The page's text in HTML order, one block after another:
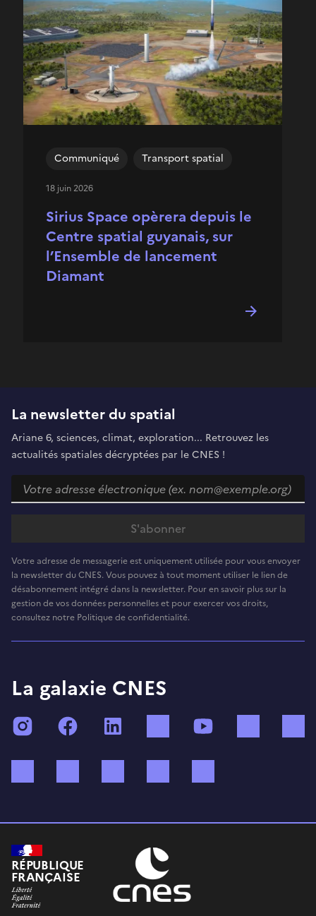
Sirius Space opèrera depuis le
Centre spatial guyanais, sur
l’Ensemble de lancement
Diamant
Communiqué Transport spatial
18 juin 2026
La newsletter du spatial
Ariane 6, sciences, climat, exploration... Retrouvez les
actualités spatiales décryptées par le CNES !
Votre adresse de messagerie est uniquement utilisée pour vous envoyer
la newsletter du CNES. Vous pouvez à tout moment utiliser le lien de
désabonnement intégré dans la newsletter. Pour en savoir plus sur la
gestion de vos données personnelles et pour exercer vos droits,
consultez notre Politique de confidentialité.
La galaxie CNES
InstagramFacebook TikTok
RÉPUBLIQUE
FRANÇAISE